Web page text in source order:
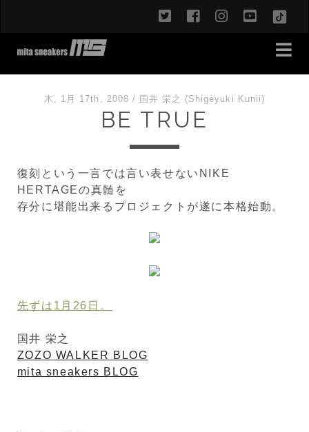
twitterfacebookinstagram
木, 1月 17th, 2008 / 国井 栄之 (Shigeyuki Kunii)
BE TRUE
復刻という一言では言い表せないNIKE
HERTAGEの真髄を
存分に堪能出来るプロジェクトが遂に本格始動。
先ずは1月26日。
国井 栄之
ZOZO WALKER BLOG
mita sneakers BLOG